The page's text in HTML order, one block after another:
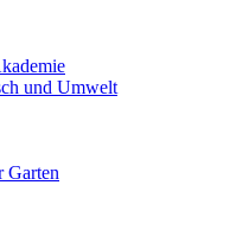
und Umwelt
Garten